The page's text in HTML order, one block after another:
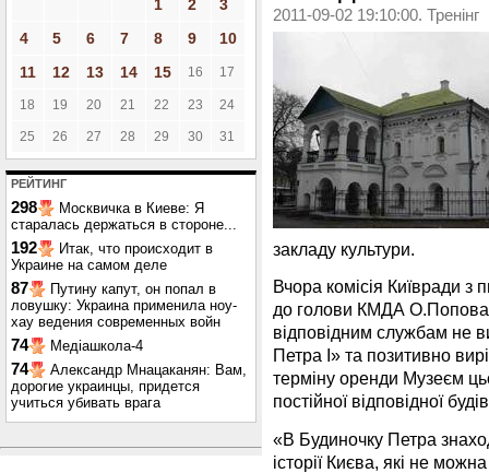
1 2
3
4
5 6 7 8 9
10
11
12 13 14 15 16 17
18 19 20 21 22 23 24
25 26 27 28 29 30 31
РЕЙТИНГ
298
Москвичка в Киеве: Я
старалась держаться в стороне...
192
Итак, что происходит в
Украине на самом деле
87
Путину капут, он попал в
ловушку: Украина применила ноу-
хау ведения современных войн
74 Медіашкола-4
74
Александр Мнацаканян: Вам,
дорогие украинцы, придется
учиться убивать врага
2011-09-02 19:10:00. Тренінг
закладу культури.
Вчора комісія Київради з
до голови КМДА О.Попова
відповідним службам не
Петра I» та позитивно
терміну оренди Музеєм
постійної відповідної
«В Будиночку Петра
історії Києва, які не